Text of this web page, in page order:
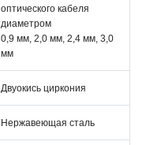
оптического кабеля
диаметром
0,9 мм, 2,0 мм, 2,4 мм, 3,0
мм
Двуокись циркония
Нержавеющая сталь